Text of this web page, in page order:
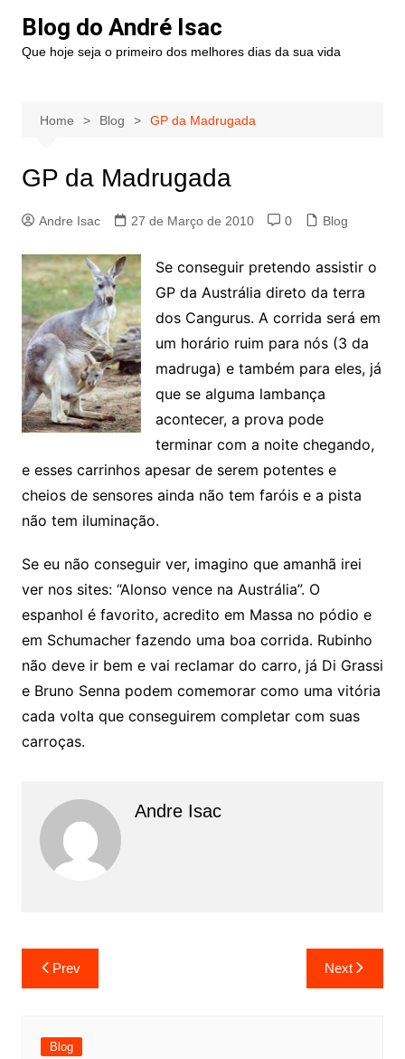
Blog do André Isac
Que hoje seja o primeiro dos melhores dias da sua vida
Home Blog GP da Madrugada
GP da Madrugada
Andre Isac 27 de Março de 2010 0 Blog
Se conseguir pretendo assistir o
GP da Austrália direto da terra
dos Cangurus. A corrida será em
um horário ruim para nós (3 da
madruga) e também para eles, já
que se alguma lambança
acontecer, a prova pode
terminar com a noite chegando,
e esses carrinhos apesar de serem potentes e
cheios de sensores ainda não tem faróis e a pista
não tem iluminação.
Se eu não conseguir ver, imagino que amanhã irei
ver nos sites: “Alonso vence na Austrália”. O
espanhol é favorito, acredito em Massa no pódio e
em Schumacher fazendo uma boa corrida. Rubinho
não deve ir bem e vai reclamar do carro, já Di Grassi
e Bruno Senna podem comemorar como uma vitória
cada volta que conseguirem completar com suas
carroças.
Andre Isac
Prev Next
Blog